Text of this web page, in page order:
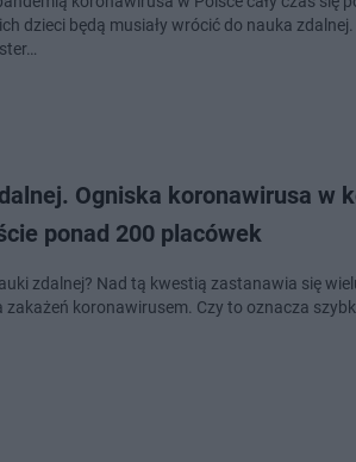
dzieci będą musiały wrócić do nauka
Ogniska koronawirusa w
ponad 200 placówek
zdalnej? Nad tą kwestią zastanawia się
zakażeń koronawirusem. Czy to oznacza